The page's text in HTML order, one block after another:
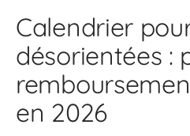
Calendrier
désorientées :
en 2026